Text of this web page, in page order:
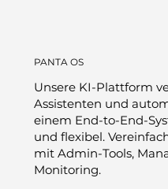
PANTA OS
Unsere KI-Plattform
Assistenten und
einem End-to-End-
und flexibel.
mit Admin-Tools,
Monitoring.